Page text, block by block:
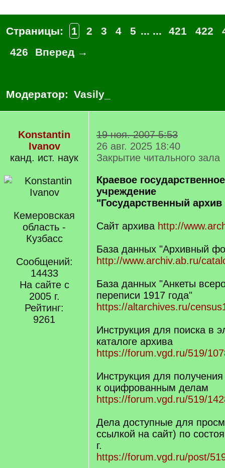
Страницы: 1 2 3 4 5 ... ... 421 422
426
Вперед →
Модератор: Vasily_
Konstantin
Ivanov
канд. ист. наук
Кемеровская
область -
Кузбасс
Сообщений:
14433
На сайте с
2005 г.
Рейтинг:
9261
19 ноя. 2007 5:53
26 авг. 2025 18:40
Закрытие читального зала
Краевое
учреждение
"Государственный архив
Сайт архива http://
База данных "Архивный
http://www.archiv.ab.ru/
База данных "Анкеты
переписи 1917 года"
https://altarchives.ru/
Инструкция для поиска в
каталоге архива
https://forum.vgd.ru/519/
Инструкция для
к оцифрованным делам
https://forum.vgd.ru/519/
Дела доступные для
ссылкой на сайт) по
г.
https://forum.vgd.ru/post/